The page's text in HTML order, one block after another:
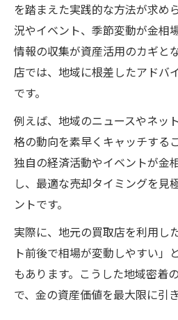
を踏まえた実践的な方法が求め
況やイベント、季節変動が金相
情報の収集が資産活用のカギと
店では、地域に根差したアドバ
です。
例えば、地域のニュースやネッ
格の動向を素早くキャッチする
独自の経済活動やイベントが金
し、最適な売却タイミングを見
ントです。
実際に、地元の買取店を利用し
ト前後で相場が変動しやすい」
もあります。こうした地域密着
で、金の資産価値を最大限に引